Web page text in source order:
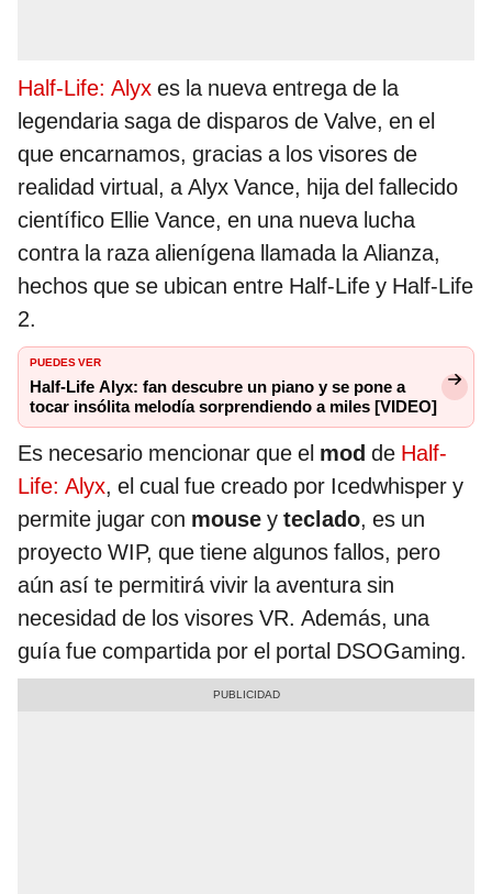
Half-Life: Alyx es la nueva entrega de la
legendaria saga de disparos de Valve, en el
que encarnamos, gracias a los visores de
realidad virtual, a Alyx Vance, hija del fallecido
científico Ellie Vance, en una nueva lucha
contra la raza alienígena llamada la Alianza,
hechos que se ubican entre Half-Life y Half-Life
2.
PUEDES VER
Half-Life Alyx: fan descubre un piano y se pone a
tocar insólita melodía sorprendiendo a miles [VIDEO]
Es necesario mencionar que el mod de Half-
Life: Alyx, el cual fue creado por Icedwhisper y
permite jugar con mouse y teclado, es un
proyecto WIP, que tiene algunos fallos, pero
aún así te permitirá vivir la aventura sin
necesidad de los visores VR. Además, una
guía fue compartida por el portal DSOGaming.